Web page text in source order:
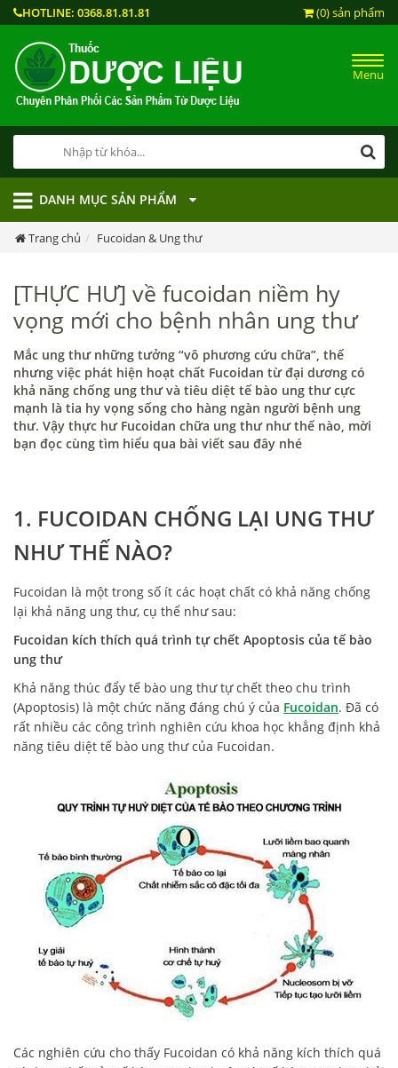
HOTLINE: 0368.81.81.81 (0) sản phẩm
Menu
DANH MỤC SẢN PHẨM
Trang chủ Fucoidan & Ung thư
[THỰC HƯ] về fucoidan niềm hy
vọng mới cho bệnh nhân ung thư
Mắc ung thư những tưởng “vô phương cứu chữa”, thế
nhưng việc phát hiện hoạt chất Fucoidan từ đại dương có
khả năng chống ung thư và tiêu diệt tế bào ung thư cực
mạnh là tia hy vọng sống cho hàng ngàn người bệnh ung
thư. Vậy thực hư Fucoidan chữa ung thư như thế nào, mời
bạn đọc cùng tìm hiểu qua bài viết sau đây nhé
1. FUCOIDAN CHỐNG LẠI UNG THƯ
NHƯ THẾ NÀO?
Fucoidan là một trong số ít các hoạt chất có khả năng chống
lại khả năng ung thư, cụ thể như sau:
Fucoidan kích thích quá trình tự chết Apoptosis của tế bào
ung thư
Khả năng thúc đẩy tế bào ung thư tự chết theo chu trình
(Apoptosis) là một chức năng đáng chú ý của Fucoidan. Đã có
rất nhiều các công trình nghiên cứu khoa học khẳng định khả
năng tiêu diệt tế bào ung thư của Fucoidan.
Các nghiên cứu cho thấy Fucoidan có khả năng kích thích quá